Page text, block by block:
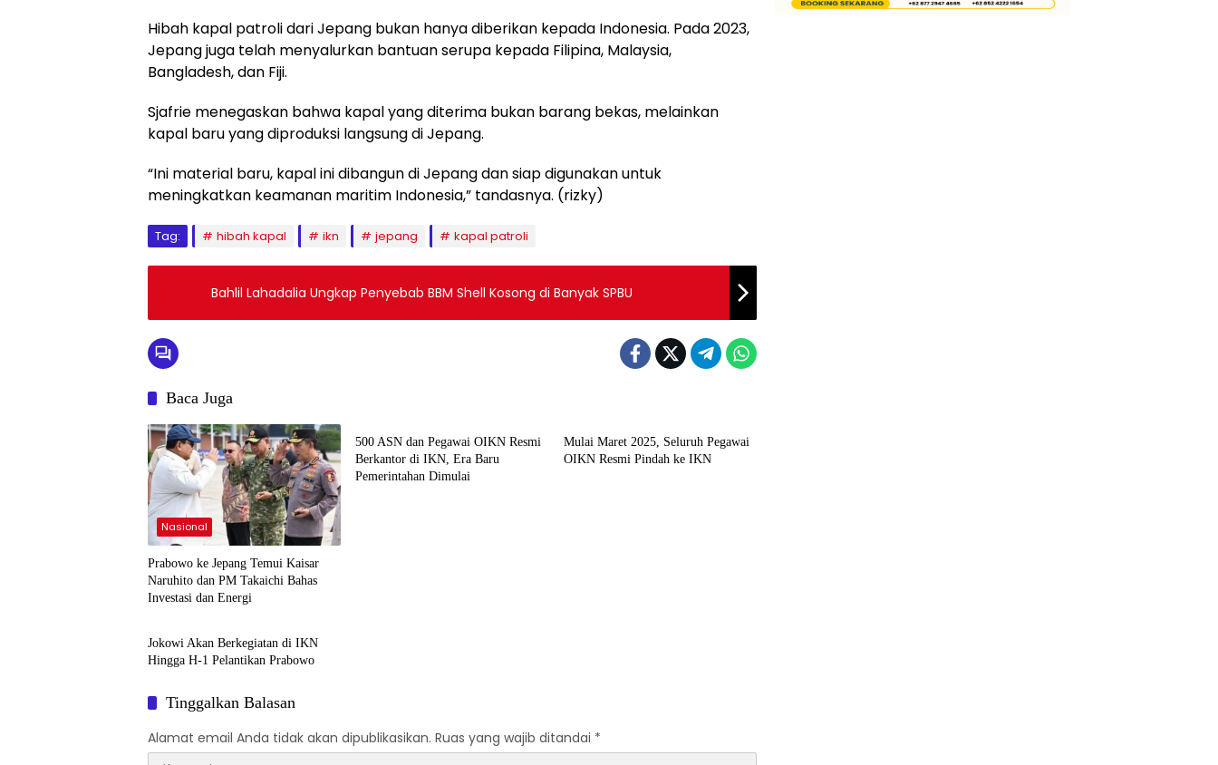
Hibah kapal patroli dari Jepang bukan hanya diberikan kepada Indonesia. Pada 2023,
Jepang juga telah menyalurkan bantuan serupa kepada Filipina, Malaysia,
Bangladesh, dan Fiji.
Sjafrie menegaskan bahwa kapal yang diterima bukan barang bekas, melainkan
kapal baru yang diproduksi langsung di Jepang.
“Ini material baru, kapal ini dibangun di Jepang dan siap digunakan untuk
meningkatkan keamanan maritim Indonesia,” tandasnya. (rizky)
Tag: hibah kapal ikn jepang kapal patroli
Bahlil Lahadalia Ungkap Penyebab BBM Shell Kosong di Banyak SPBU
Baca Juga
Nasional
Prabowo ke Jepang Temui Kaisar
Naruhito dan PM Takaichi Bahas
Investasi dan Energi
500 ASN dan Pegawai OIKN Resmi
Berkantor di IKN, Era Baru
Pemerintahan Dimulai
Mulai Maret 2025, Seluruh Pegawai
OIKN Resmi Pindah ke IKN
Politik & Pemerintahan
Jokowi Akan Berkegiatan di IKN
Hingga H-1 Pelantikan Prabowo
Tinggalkan Balasan
Alamat email Anda tidak akan dipublikasikan. Ruas yang wajib ditandai *